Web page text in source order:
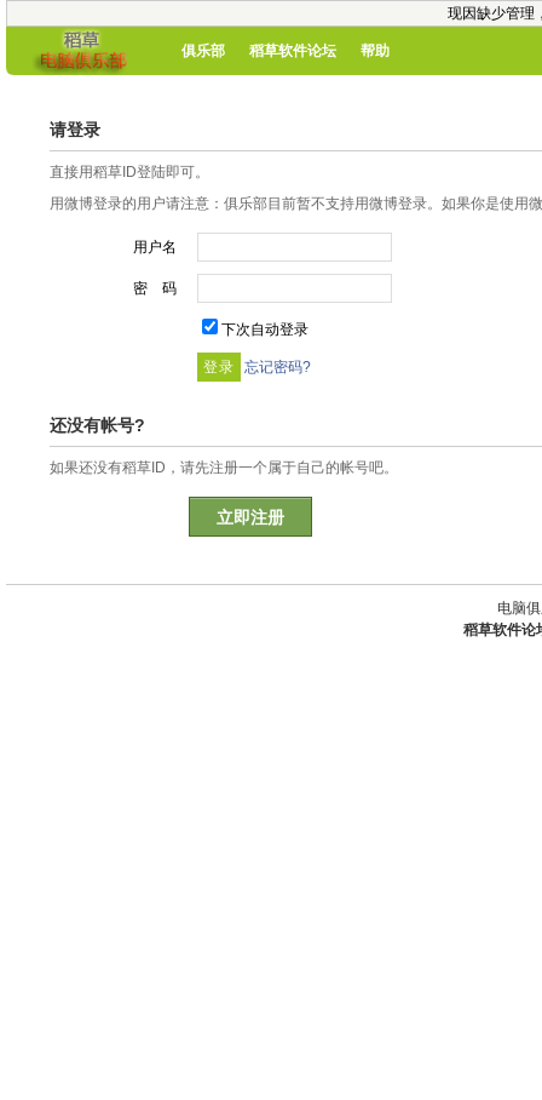
现因缺少管理
俱乐部 稻草软件论坛 帮助
请登录
直接用稻草ID登陆即可。
用微博登录的用户请注意：俱乐部目前暂不支持用微博登录。如果你是使用
用户名
密 码
下次自动登录
忘记密码?
还没有帐号?
如果还没有稻草ID，请先注册一个属于自己的帐号吧。
立即注册
电脑
稻草软件论